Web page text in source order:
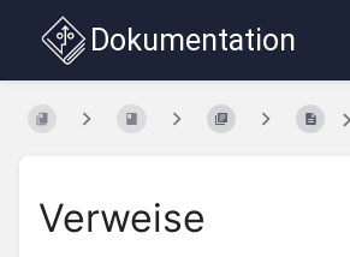
Dokumentation
Verweise